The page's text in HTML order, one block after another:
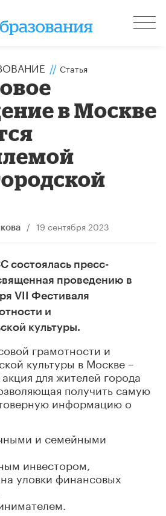
// Статья
в Москве
/ 19 сентября 2023
состоялась пресс-
проведению в
VII Фестиваля
и
культуры.
грамотности и
культуры в Москве –
для жителей города
получить самую
информацию о
и семейными
инвестором,
уловки финансовых